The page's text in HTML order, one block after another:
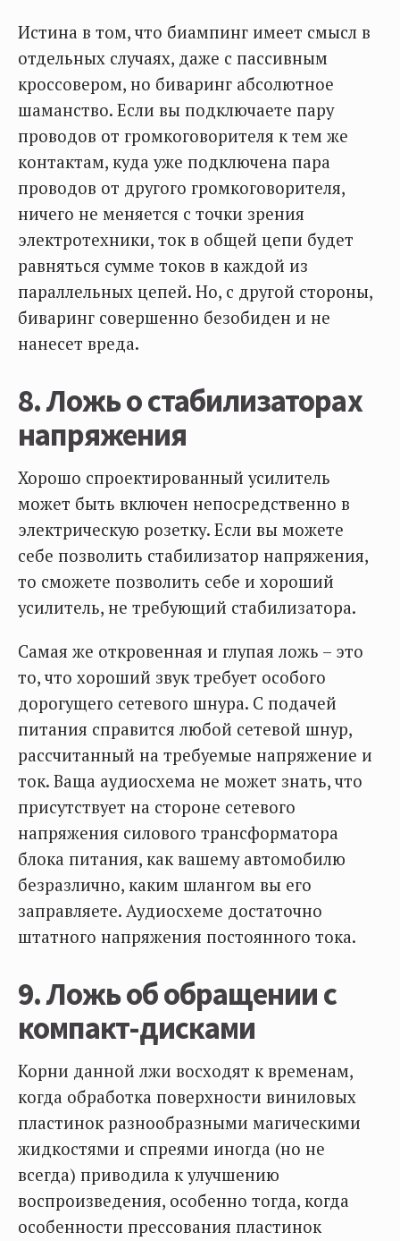
Истина в том, что биампинг имеет смысл в
отдельных случаях, даже с пассивным
кроссовером, но биваринг абсолютное
шаманство. Если вы подключаете пару
проводов от громкоговорителя к тем же
контактам, куда уже подключена пара
проводов от другого громкоговорителя,
ничего не меняется с точки зрения
электротехники, ток в общей цепи будет
равняться сумме токов в каждой из
параллельных цепей. Но, с другой стороны,
биваринг совершенно безобиден и не
нанесет вреда.
8. Ложь о стабилизаторах
напряжения
Хорошо спроектированный усилитель
может быть включен непосредственно в
электрическую розетку. Если вы можете
себе позволить стабилизатор напряжения,
то сможете позволить себе и хороший
усилитель, не требующий стабилизатора.
Самая же откровенная и глупая ложь – это
то, что хороший звук требует особого
дорогущего сетевого шнура. С подачей
питания справится любой сетевой шнур,
рассчитанный на требуемые напряжение и
ток. Ваща аудиосхема не может знать, что
присутствует на стороне сетевого
напряжения силового трансформатора
блока питания, как вашему автомобилю
безразлично, каким шлангом вы его
заправляете. Аудиосхеме достаточно
штатного напряжения постоянного тока.
9. Ложь об обращении с
компакт-дисками
Корни данной лжи восходят к временам,
когда обработка поверхности виниловых
пластинок разнообразными магическими
жидкостями и спреями иногда (но не
всегда) приводила к улучшению
воспроизведения, особенно тогда, когда
особенности прессования пластинок